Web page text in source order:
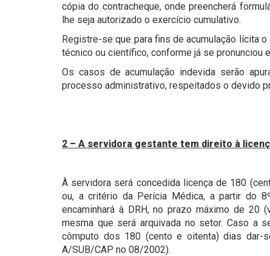
cópia do contracheque, onde preencherá
lhe seja autorizado o exercício cumulativo.
Registre-se que para fins de acumulação lícita
técnico ou científico, conforme já se pronunciou
Os casos de acumulação indevida serão
processo administrativo, respeitados o devido
2 – A servidora gestante tem direito à
À servidora será concedida licença de 180
ou, a critério da Perícia Médica, a partir do
encaminhará à DRH, no prazo máximo de 20
mesma que será arquivada no setor. Caso a
cômputo dos 180 (cento e oitenta) dias dar-
A/SUB/CAP no 08/2002).